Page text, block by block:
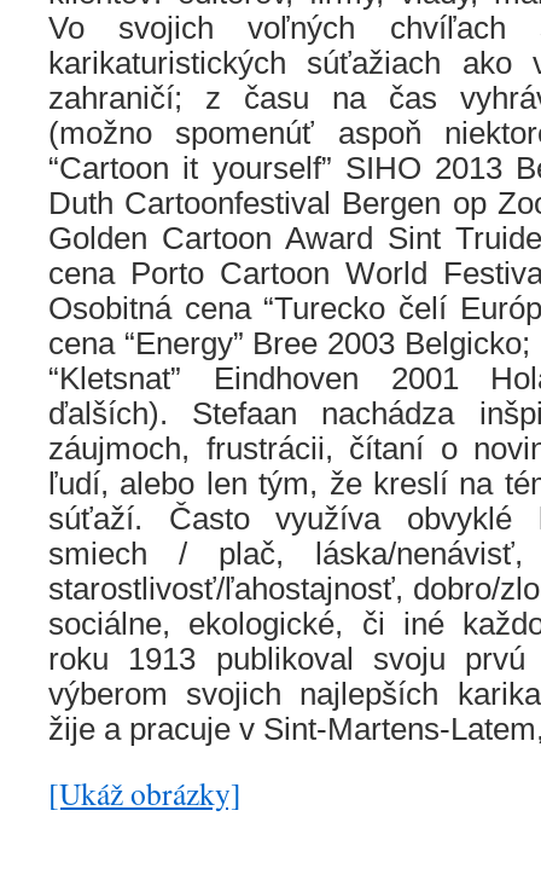
Vo svojich voľných chvíľach
karikaturistických súťažiach
zahraničí; z času na čas
(možno spomenúť aspoň
“Cartoon it yourself” SIHO 2013
Duth Cartoonfestival Bergen op
Golden Cartoon Award Sint
cena Porto Cartoon World
Osobitná cena “Turecko čelí
cena “Energy” Bree 2003
“Kletsnat” Eindhoven 2001
ďalších). Stefaan nachádza
záujmoch, frustrácii, čítaní o
ľudí, alebo len tým, že kreslí na
súťaží. Často využíva obvyklé
smiech / plač, láska/nenávisť,
starostlivosť/ľahostajnosť, dobro/
sociálne, ekologické, či iné
roku 1913 publikoval svoju prvú
výberom svojich najlepších
žije a pracuje v Sint-Martens-
[Ukáž obrázky]